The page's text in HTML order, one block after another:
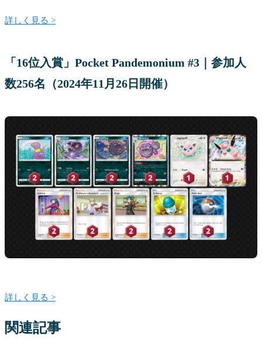
詳しく見る >
「16位入賞」Pocket Pandemonium #3｜参加人
数256名（2024年11月26日開催）
詳しく見る >
関連記事